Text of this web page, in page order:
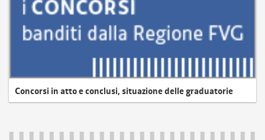
Concorsi in atto e conclusi, situazione delle graduatorie